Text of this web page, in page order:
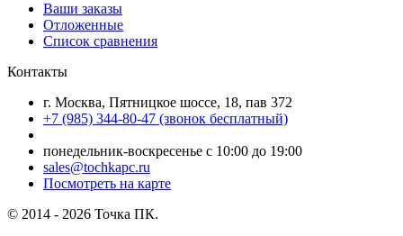
Ваши заказы
Отложенные
Список сравнения
Контакты
г. Москва, Пятницкое шоссе, 18, пав 372
+7 (985) 344-80-47 (звонок бесплатный)
понедельник-воскресенье с 10:00 до 19:00
sales@tochkapc.ru
Посмотреть на карте
© 2014 - 2026 Точка ПК.